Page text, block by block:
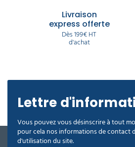
Livraison
express offerte
Dès 199€ HT
d'achat
Lettre
Vous pouvez vous désinscrire à tout
pour cela nos informations de contact
d'utilisation du site.